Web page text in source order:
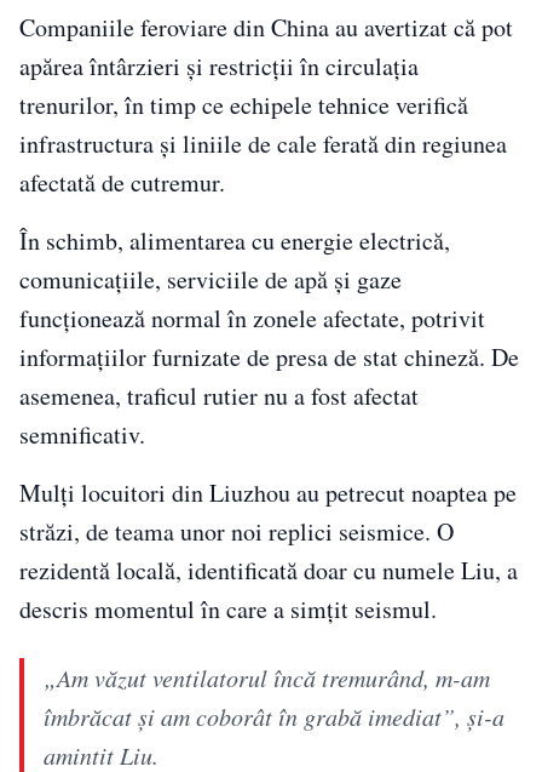
Companiile feroviare din China au avertizat că pot
apărea întârzieri și restricții în circulația
trenurilor, în timp ce echipele tehnice verifică
infrastructura și liniile de cale ferată din regiunea
afectată de cutremur.
În schimb, alimentarea cu energie electrică,
comunicațiile, serviciile de apă și gaze
funcționează normal în zonele afectate, potrivit
informațiilor furnizate de presa de stat chineză. De
asemenea, traficul rutier nu a fost afectat
semnificativ.
Mulți locuitori din Liuzhou au petrecut noaptea pe
străzi, de teama unor noi replici seismice. O
rezidentă locală, identificată doar cu numele Liu, a
descris momentul în care a simțit seismul.
„Am văzut ventilatorul încă tremurând, m-am
îmbrăcat și am coborât în grabă imediat”, și-a
amintit Liu.